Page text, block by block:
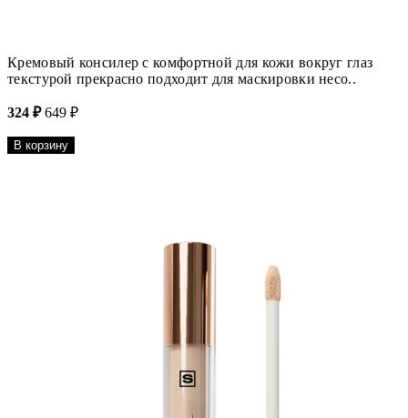
Кремовый консилер с комфортной для кожи вокруг глаз
текстурой прекрасно подходит для маскировки несо..
324 ₽ 649 ₽
В корзину